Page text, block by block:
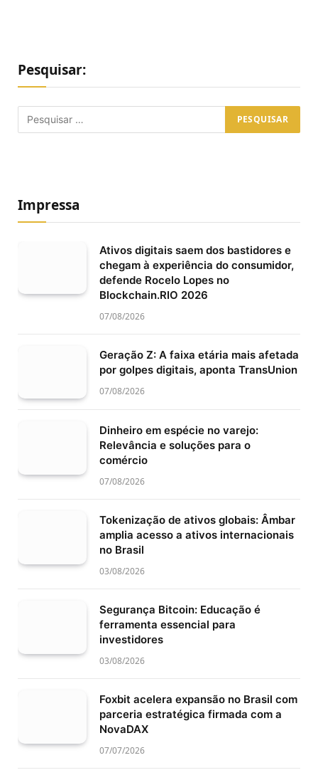
Pesquisar:
Impressa
Ativos digitais saem dos bastidores e
chegam à experiência do consumidor,
defende Rocelo Lopes no
Blockchain.RIO 2026
07/08/2026
Geração Z: A faixa etária mais afetada
por golpes digitais, aponta TransUnion
07/08/2026
Dinheiro em espécie no varejo:
Relevância e soluções para o
comércio
07/08/2026
Tokenização de ativos globais: Âmbar
amplia acesso a ativos internacionais
no Brasil
03/08/2026
Segurança Bitcoin: Educação é
ferramenta essencial para
investidores
03/08/2026
Foxbit acelera expansão no Brasil com
parceria estratégica firmada com a
NovaDAX
07/07/2026